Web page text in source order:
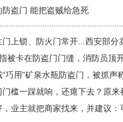
防盗门 能把盗贼给急死
上锁、防火门常开...西安部分
被卡在防盗门门缝，消防员顶
巧用”矿泉水瓶防盗门，被抓声
门槛一踩就响，还瘪下去？原
，业主就把商家找来，并建议：